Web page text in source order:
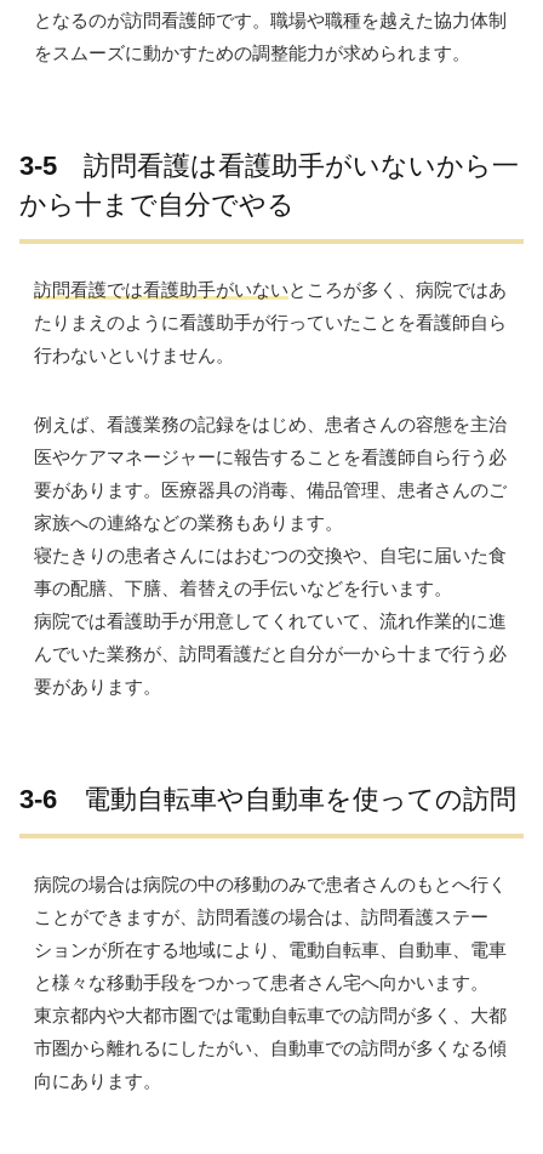
となるのが訪問看護師です。職場や職種を越えた協力体制
をスムーズに動かすための調整能力が求められます。
3-5 訪問看護は看護助手がいないから一
から十まで自分でやる
訪問看護では看護助手がいないところが多く、病院ではあ
たりまえのように看護助手が行っていたことを看護師自ら
行わないといけません。
例えば、看護業務の記録をはじめ、患者さんの容態を主治
医やケアマネージャーに報告することを看護師自ら行う必
要があります。医療器具の消毒、備品管理、患者さんのご
家族への連絡などの業務もあります。
寝たきりの患者さんにはおむつの交換や、自宅に届いた食
事の配膳、下膳、着替えの手伝いなどを行います。
病院では看護助手が用意してくれていて、流れ作業的に進
んでいた業務が、訪問看護だと自分が一から十まで行う必
要があります。
3-6 電動自転車や自動車を使っての訪問
病院の場合は病院の中の移動のみで患者さんのもとへ行く
ことができますが、訪問看護の場合は、訪問看護ステー
ションが所在する地域により、電動自転車、自動車、電車
と様々な移動手段をつかって患者さん宅へ向かいます。
東京都内や大都市圏では電動自転車での訪問が多く、大都
市圏から離れるにしたがい、自動車での訪問が多くなる傾
向にあります。